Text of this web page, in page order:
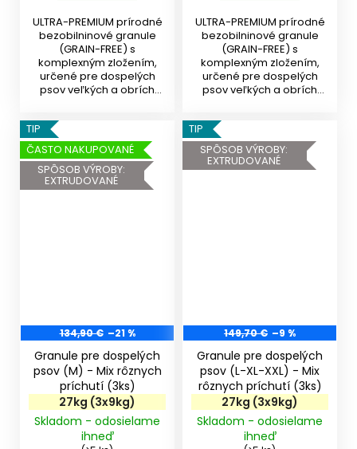
ULTRA-PREMIUM prírodné
bezobilninové granule
(GRAIN-FREE) s
komplexným zložením,
určené pre dospelých
psov veľkých a obrích
ULTRA-PREMIUM prírodné
bezobilninové granule
(GRAIN-FREE) s
komplexným zložením,
určené pre dospelých
psov veľkých a obrích
TIP
ČASTO NAKUPOVANÉ
SPÔSOB VÝROBY:
EXTRUDOVANÉ
134,90 € –21 %
Granule pre dospelých
psov (M) - Mix rôznych
27kg (3x9kg)
Skladom - odosielame
ihneď
TIP
SPÔSOB VÝROBY:
EXTRUDOVANÉ
149,70 € –9 %
Granule pre dospelých
psov (L-XL-XXL) - Mix
27kg (3x9kg)
Skladom - odosielame
ihneď